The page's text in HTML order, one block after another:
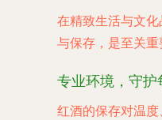
在精致生活与文
与保存，是至关
专业环境，守护
红酒的保存对温